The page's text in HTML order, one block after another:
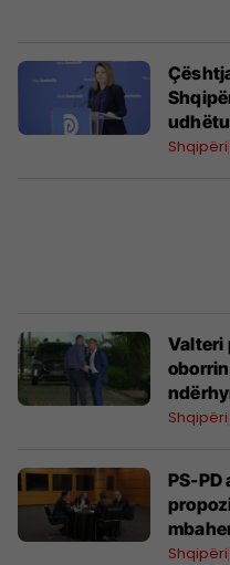
Shqipëri
Valteri
Shqipëri
PS-
Shqipëri